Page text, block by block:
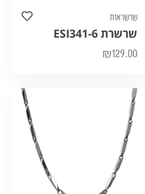
שרשראות
שרשרת ESI341-6
₪129.00